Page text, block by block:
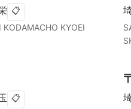
📋
KODAMACHO KYOEI
📋